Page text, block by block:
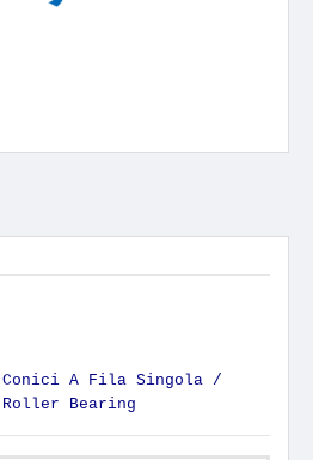
A Fila Singola /
Roller Bearing